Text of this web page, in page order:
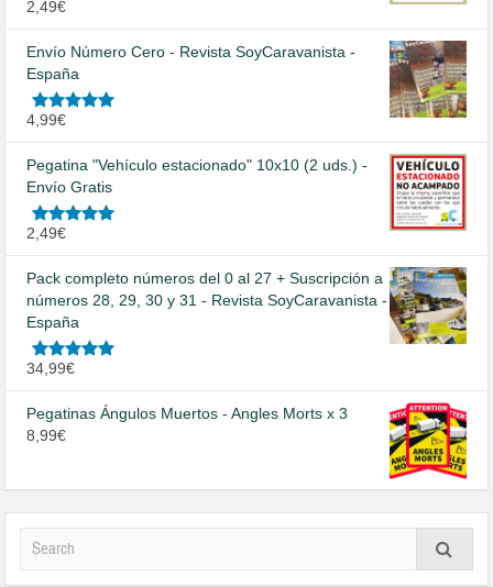
Valorado
2,49€
Envío Número Cero - Revista SoyCaravanista -
España
Valorado
4,99€
Pegatina "Vehículo estacionado" 10x10 (2 uds.) -
Envío Gratis
Valorado
2,49€
Pack completo números del 0 al 27 + Suscripción a
números 28, 29, 30 y 31 - Revista SoyCaravanista -
España
Valorado
34,99€
Pegatinas Ángulos Muertos - Angles Morts x 3
8,99€